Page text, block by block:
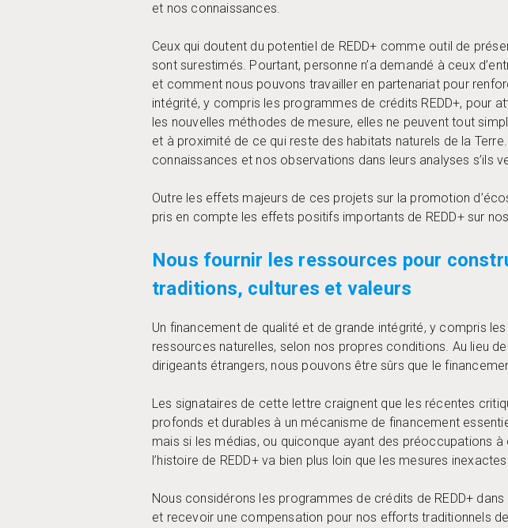
et nos connaissances.
Ceux qui doutent du potentiel de REDD+ comme outil de
sont surestimés. Pourtant, personne n’a demandé à ceux
et comment nous pouvons travailler en partenariat pour
intégrité, y compris les programmes de crédits REDD+, pour
les nouvelles méthodes de mesure, elles ne peuvent tout
et à proximité de ce qui reste des habitats naturels de la
connaissances et nos observations dans leurs analyses s’ils
Outre les effets majeurs de ces projets sur la promotion
pris en compte les effets positifs importants de REDD+ sur
Nous fournir les ressources pour
traditions, cultures et valeurs
Un financement de qualité et de grande intégrité, y compris
ressources naturelles, selon nos propres conditions. Au lieu
dirigeants étrangers, nous pouvons être sûrs que le
Les signataires de cette lettre craignent que les récentes
profonds et durables à un mécanisme de financement
mais si les médias, ou quiconque ayant des préoccupations
l’histoire de REDD+ va bien plus loin que les mesures
Nous considérons les programmes de crédits de REDD+
et recevoir une compensation pour nos efforts traditionnels